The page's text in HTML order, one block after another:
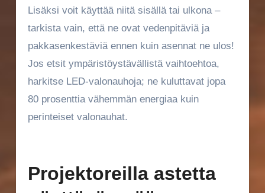
Lisäksi voit käyttää niitä sisällä tai ulkona –
tarkista vain, että ne ovat vedenpitäviä ja
pakkasenkestäviä ennen kuin asennat ne ulos!
Jos etsit ympäristöystävällistä vaihtoehtoa,
harkitse LED-valonauhoja; ne kuluttavat jopa
80 prosenttia vähemmän energiaa kuin
perinteiset valonauhat.
Projektoreilla astetta